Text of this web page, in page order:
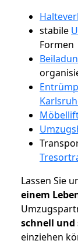
stabile
Formen
Lassen Sie
einem
schnell und
einziehen